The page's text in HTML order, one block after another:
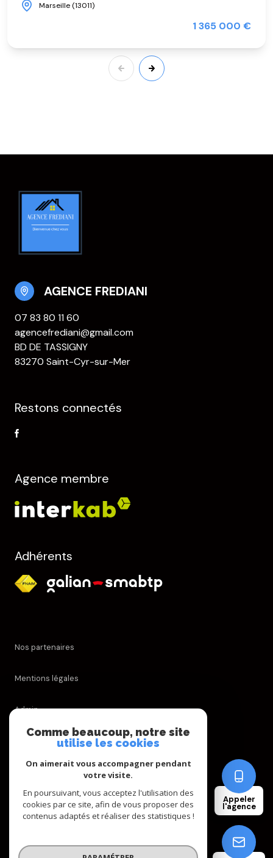
Appeler
l'agence
Marseille (13011)
1 365 000 €
AGENCE FREDIANI
07 83 80 11 60
agencefrediani@gmail.com
BD DE TASSIGNY
83270 Saint-Cyr-sur-Mer
Restons connectés
Agence membre
Adhérents
Nos partenaires
Mentions légales
Admin
Nos honoraires
Cookies
© 2026 | Tous droits réservés
Comme beaucoup, notre site
utilise les cookies
On aimerait vous accompagner pendant
votre visite.
En poursuivant, vous acceptez l'utilisation des
cookies par ce site, afin de vous proposer des
contenus adaptés et réaliser des statistiques !